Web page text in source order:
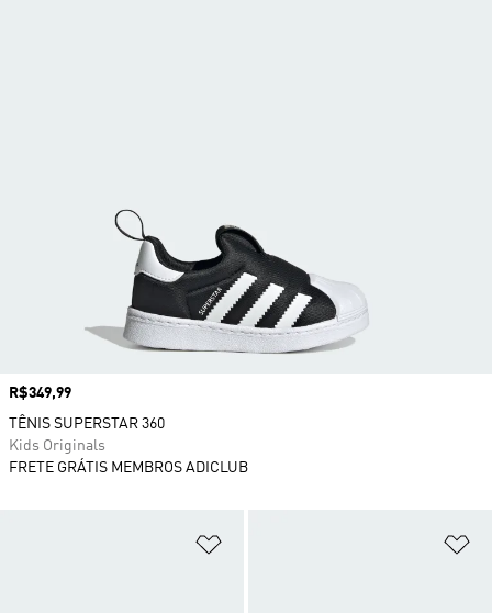
Preço
R$349,99
TÊNIS SUPERSTAR 360
Kids Originals
FRETE GRÁTIS MEMBROS ADICLUB